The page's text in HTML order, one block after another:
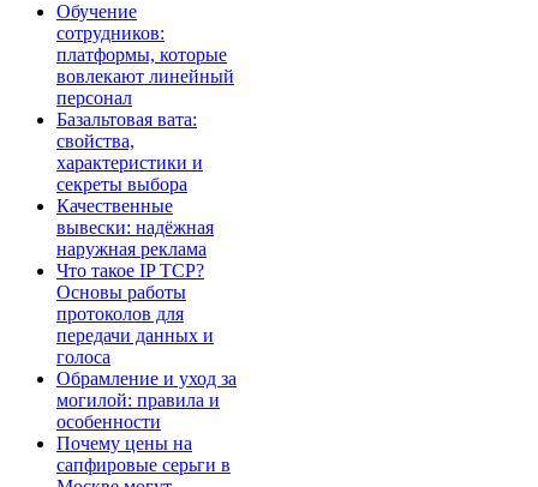
Обучение
сотрудников:
платформы, которые
вовлекают линейный
персонал
Базальтовая вата:
свойства,
характеристики и
секреты выбора
Качественные
вывески: надёжная
наружная реклама
Что такое IP TCP?
Основы работы
протоколов для
передачи данных и
голоса
Обрамление и уход за
могилой: правила и
особенности
Почему цены на
сапфировые серьги в